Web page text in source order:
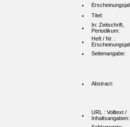
Titel:
In: Zeitschrift,
Periodikum:
Heft / Nr. :
Seitenangabe:
Abstract:
URL : Volltext /
Inhaltsangaben: